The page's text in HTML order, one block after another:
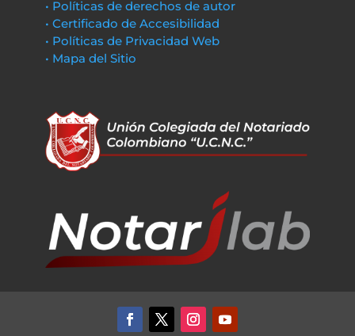
• Políticas de derechos de autor
• Certificado de Accesibilidad
• Políticas de Privacidad Web
• Mapa del Sitio